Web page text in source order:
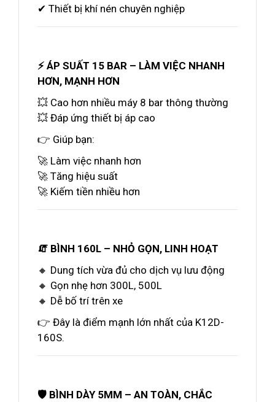
✔ Thiết bị khí nén chuyên nghiệp
⚡ ÁP SUẤT 15 BAR – LÀM VIỆC NHANH
HƠN, MẠNH HƠN
💥 Cao hơn nhiều máy 8 bar thông thường
💥 Đáp ứng thiết bị áp cao
👉 Giúp bạn:
🚀 Làm việc nhanh hơn
🚀 Tăng hiệu suất
🚀 Kiếm tiền nhiều hơn
🧯 BÌNH 160L – NHỎ GỌN, LINH HOẠT
🔸 Dung tích vừa đủ cho dịch vụ lưu động
🔸 Gọn nhẹ hơn 300L, 500L
🔸 Dễ bố trí trên xe
👉 Đây là điểm mạnh lớn nhất của K12D-
160S.
🛡️ BÌNH DÀY 5MM – AN TOÀN, CHẮC